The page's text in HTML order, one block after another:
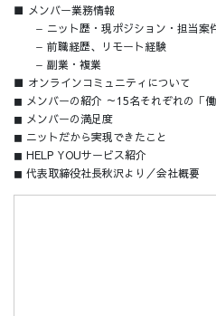
■ メンバー業務情報
− ニット歴・現ポジション・担当案
− 前職経歴、リモート経験
− 副業・複業
■ オンラインコミュニティについて
◼ メンバーの紹介 ～15名それぞれの「
◼ メンバーの満足度
◼ ニットだから実現できたこと
◼ HELP YOUサービス紹介
◼ 代表取締役社長秋沢より／会社概要